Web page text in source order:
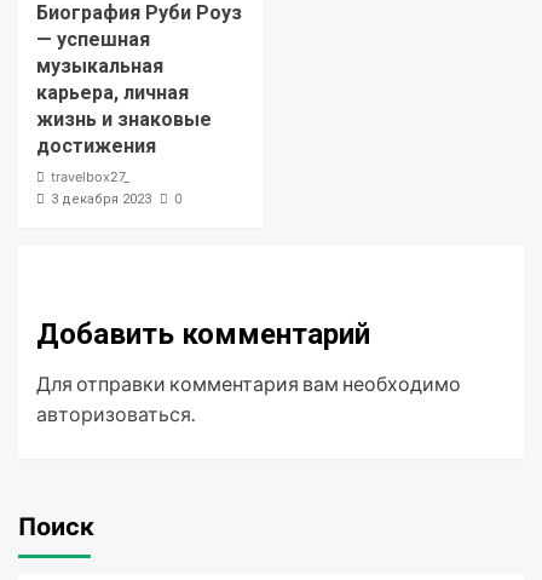
Биография Руби Роуз
— успешная
музыкальная
карьера, личная
жизнь и знаковые
достижения
travelbox27_
3 декабря 2023 0
Добавить комментарий
Для отправки комментария вам необходимо
авторизоваться.
Поиск